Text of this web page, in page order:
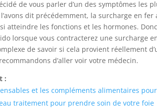
de vous parler d’un des symptômes les
dit précédemment, la surcharge en
atteindre les fonctions et les hormones.
lorsque vous contracterez une surcharge
de savoir si cela provient réellement
d’aller voir votre médecin.
:
et les compléments alimentaires
traitement pour prendre soin de votre foie